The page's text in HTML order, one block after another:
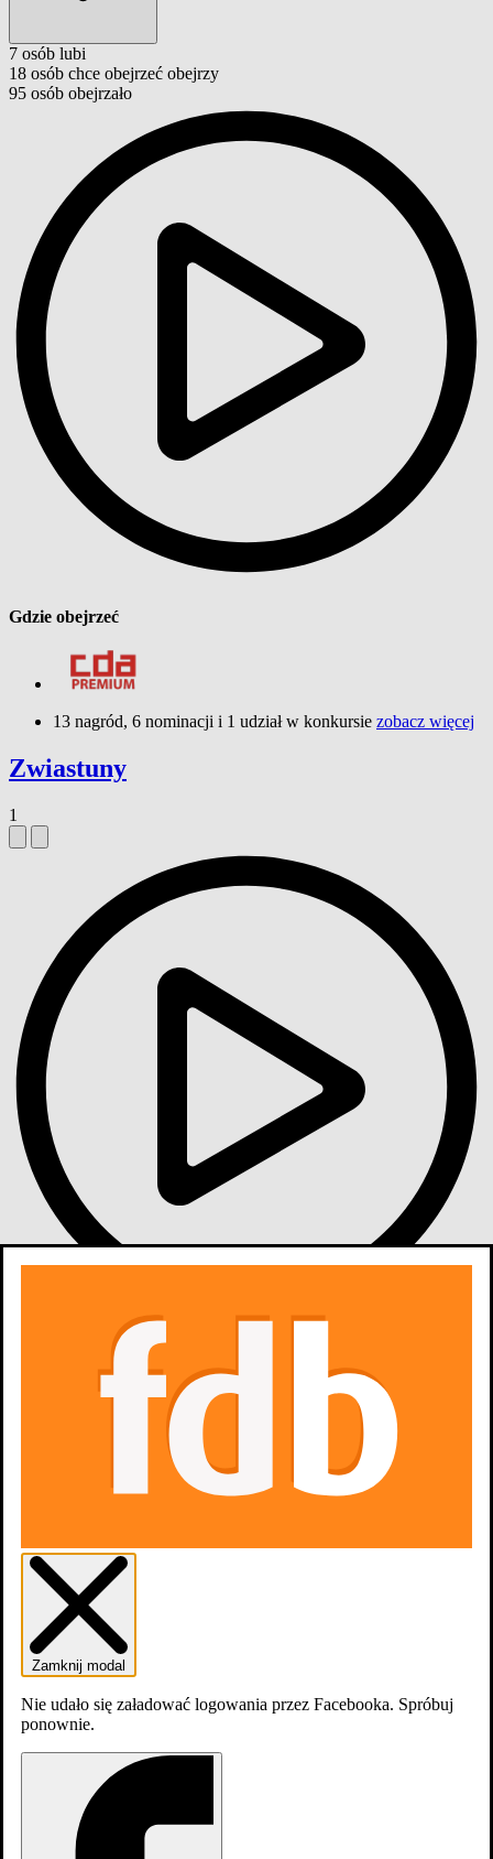
7 osób lubi
18 osób chce obejrzeć obejrzy
95 osób obejrzało
Gdzie obejrzeć
13 nagród, 6 nominacji i 1 udział w konkursie zobacz więcej
Zwiastuny
1
Zdjęcia
Zamknij modal
Nie udało się załadować logowania przez Facebooka. Spróbuj
ponownie.